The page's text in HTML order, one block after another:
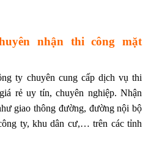
nhận thi công mặt
ty chuyên cung cấp dịch vụ thi
rẻ uy tín, chuyên nghiệp. Nhận
giao thông đường, đường nội bộ
ty, khu dân cư,… trên các tỉnh